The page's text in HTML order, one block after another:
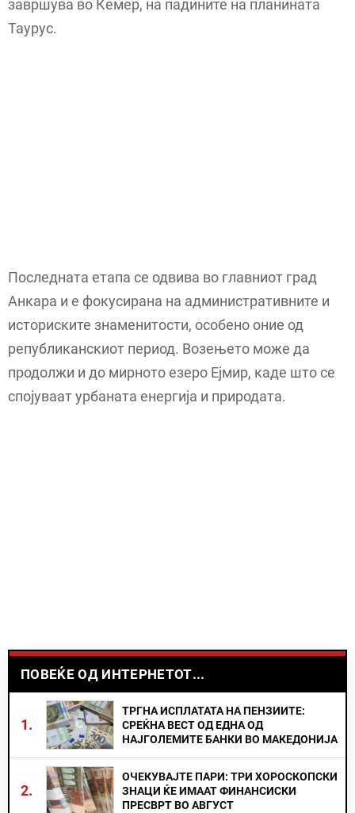
завршува во Кемер, на падините на планината
Таурус.
Последната етапа се одвива во главниот град
Анкара и е фокусирана на административните и
историските знаменитости, особено оние од
републиканскиот период. Возењето може да
продолжи и до мирното езеро Ејмир, каде што се
спојуваат урбаната енергија и природата.
ПОВЕЌЕ ОД ИНТЕРНЕТОТ...
1.
ТРГНА ИСПЛАТАТА НА ПЕНЗИИТЕ:
СРЕЌНА ВЕСТ ОД ЕДНА ОД
НАЈГОЛЕМИТЕ БАНКИ ВО МАКЕДОНИЈА
2.
ОЧЕКУВАЈТЕ ПАРИ: ТРИ ХОРОСКОПСКИ
ЗНАЦИ ЌЕ ИМААТ ФИНАНСИСКИ
ПРЕСВРТ ВО АВГУСТ